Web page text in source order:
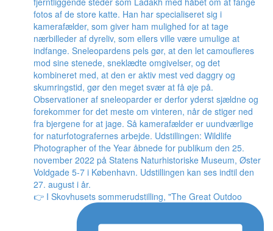
👉 I Skovhusets sommerudstilling, "The Great Outdoo